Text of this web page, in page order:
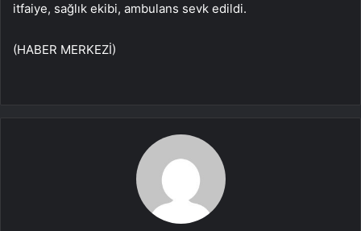
itfaiye, sağlık ekibi, ambulans sevk edildi.
(HABER MERKEZİ)